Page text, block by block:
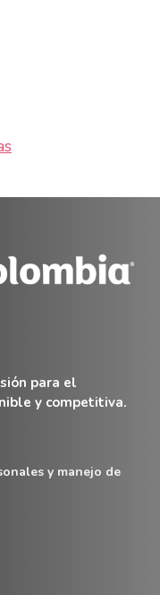
para el
y competitiva.
y manejo de